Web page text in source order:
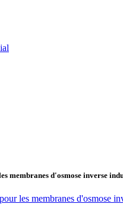
membranes d'osmose inverse